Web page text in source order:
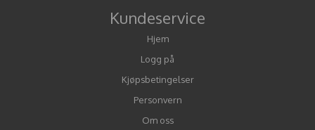
Kundeservice
Hjem
Logg på
Kjøpsbetingelser
Personvern
Om oss